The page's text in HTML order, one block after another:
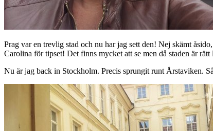
Prag var en trevlig stad och nu har jag sett den! Nej skämt
Carolina för tipset! Det finns mycket att se men då staden är
Nu är jag back in Stockholm. Precis sprungit runt Årstaviken.